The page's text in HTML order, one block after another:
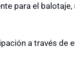
para el
a través de